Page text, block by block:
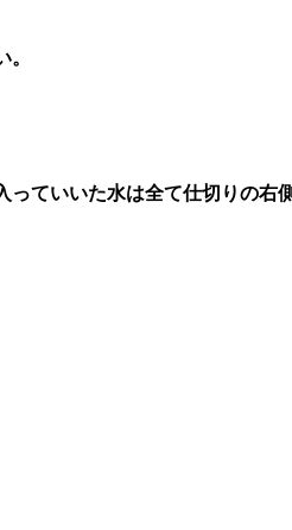
ていいた水は全て仕切りの右